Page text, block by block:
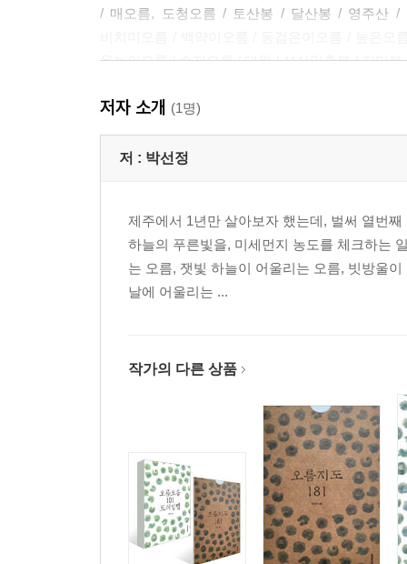
/ 매오름, 도청오름 / 토산봉 / 달산봉 / 영주산 /
용눈이오름 / 손지오름 / 대왕 / 성산일출봉 / 지미봉
난이도 상
민오름(봉개동) / 좌보미오름 / 알밤오름
난이도 하
도두봉 / 광이오름 / 궷물오름 / 가메오름 / 어도오
난이도 중
큰노꼬메오름 / 족은노꼬메오름 / 단산(바굼지오름
Part 3. 한라산국립공원 오름
난이도 상
어승생악 / 윗세오름 / 사라오름
저자 소개 (1명)
저 : 박선정
제주에서 1년만 살아보자 했는데, 벌써 열번
하늘의 푸른빛을, 미세먼지 농도를 체크하는
는 오름, 잿빛 하늘이 어울리는 오름, 빗방울
날에 어울리는 ...
작가의 다른 상품